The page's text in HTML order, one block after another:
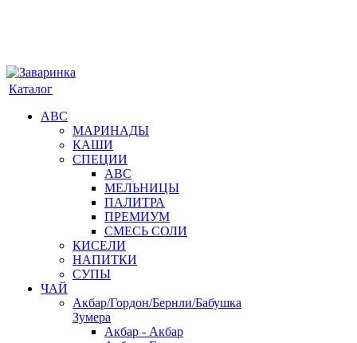
Каталог
АВС
МАРИНАДЫ
КАШИ
СПЕЦИИ
АВС
МЕЛЬНИЦЫ
ПАЛИТРА
ПРЕМИУМ
СМЕСЬ СОЛИ
КИСЕЛИ
НАПИТКИ
СУПЫ
ЧАЙ
Акбар/Гордон/Бернли/Бабушка
Зумера
Акбар - Акбар